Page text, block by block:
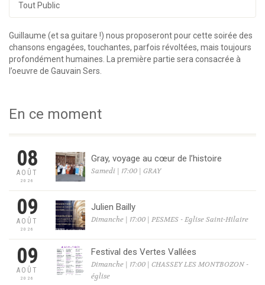
Tout Public
Guillaume (et sa guitare !) nous proposeront pour cette soirée des
chansons engagées, touchantes, parfois révoltées, mais toujours
profondément humaines. La première partie sera consacrée à
l’oeuvre de Gauvain Sers.
En ce moment
08
AOÛT
2026
Gray, voyage au cœur de l’histoire
Samedi | 17:00 | GRAY
09
AOÛT
2026
Julien Bailly
Dimanche | 17:00 | PESMES - Eglise Saint-Hilaire
09
AOÛT
2026
Festival des Vertes Vallées
Dimanche | 17:00 | CHASSEY LES MONTBOZON -
église